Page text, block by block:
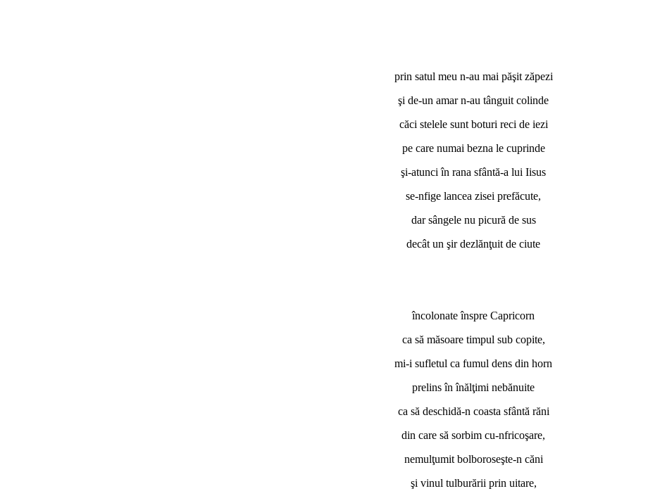
prin satul meu n-au mai păşit zăpezi
şi de-un amar n-au tânguit colinde
căci stelele sunt boturi reci de iezi
pe care numai bezna le cuprinde
şi-atunci în rana sfântă-a lui Iisus
se-nfige lancea zisei prefăcute,
dar sângele nu picură de sus
decât un şir dezlănţuit de ciute
încolonate înspre Capricorn
ca să măsoare timpul sub copite,
mi-i sufletul ca fumul dens din horn
prelins în înălţimi nebănuite
ca să deschidă-n coasta sfântă răni
din care să sorbim cu-nfricoşare,
nemulţumit bolboroseşte-n căni
şi vinul tulburării prin uitare,